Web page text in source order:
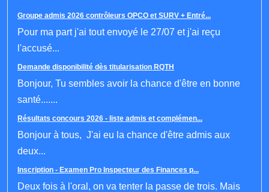
Groupe admis 2026 contrôleurs OPCO et SURV + Entré...
Pour ma part j'ai tout envoyé le 27/07 et j'ai reçu
l'accusé...
Demande disponibilité dès titularisation RQTH
Bonjour, Tu sembles avoir la chance d'être en bonne
santé.......
Résultats concours 2026 - liste admis et complémen...
Bonjour à tous, J'ai eu la chance d'être admis aux
deux...
Inscription - Examen Pro Inspecteur des Finances p...
Deux fois à l'oral, on va tenter la passe de trois. Mais